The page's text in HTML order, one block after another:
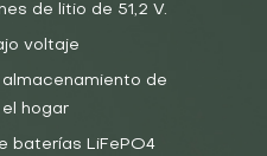
de litio de 51,2 V.
voltaje
de
hogar
baterías LiFePO4